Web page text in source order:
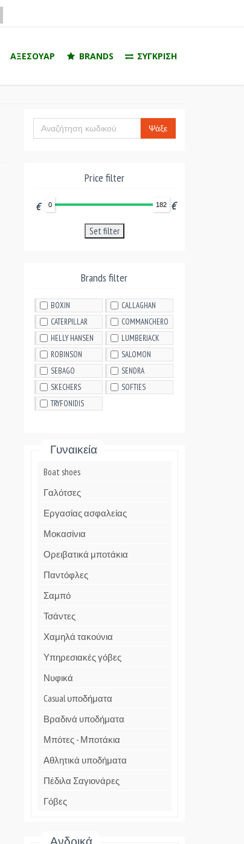
ΑΞΕΣΟΥΑΡ BRANDS ΣΥΓΚΡΙΣΗ
Ψάξε
Price filter
€ 0 182 €
Set filter
Brands filter
BOXIN
CALLAGHAN
CATERPILLAR
COMMANCHERO
HELLY HANSEN
LUMBERJACK
ROBINSON
SALOMON
SEBAGO
SENDRA
SKECHERS
SOFTIES
TRYFONIDIS
Γυναικεία
Boat shoes
Γαλότσες
Εργασίας ασφαλείας
Μοκασίνια
Ορειβατικά μποτάκια
Παντόφλες
Σαμπό
Τσάντες
Χαμηλά τακούνια
Υπηρεσιακές γόβες
Νυφικά
Casual υποδήματα
Βραδινά υποδήματα
Μπότες - Μποτάκια
Αθλητικά υποδήματα
Πέδιλα Σαγιονάρες
Γόβες
Ανδρικά